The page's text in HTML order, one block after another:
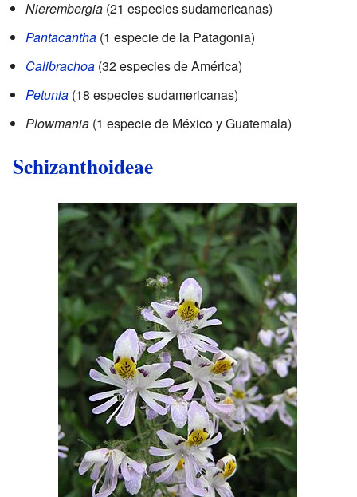
Nierembergia (21 especies sudamericanas)
Pantacantha (1 especie de la Patagonia)
Calibrachoa (32 especies de América)
Petunia (18 especies sudamericanas)
Plowmania (1 especie de México y Guatemala)
Schizanthoideae